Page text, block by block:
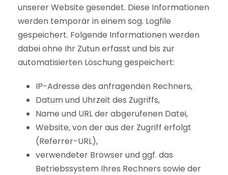
unserer Website gesendet. Diese Informationen
werden temporär in einem sog. Logfile
gespeichert. Folgende Informationen werden
dabei ohne Ihr Zutun erfasst und bis zur
automatisierten Löschung gespeichert:
IP-Adresse des anfragenden Rechners,
Datum und Uhrzeit des Zugriffs,
Name und URL der abgerufenen Datei,
Website, von der aus der Zugriff erfolgt
(Referrer-URL),
verwendeter Browser und ggf. das
Betriebssystem Ihres Rechners sowie der